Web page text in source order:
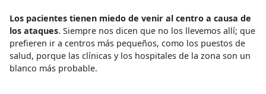
Los pacientes tienen miedo de venir al centro a causa de
los ataques. Siempre nos dicen que no los llevemos allí; que
prefieren ir a centros más pequeños, como los puestos de
salud, porque las clínicas y los hospitales de la zona son un
blanco más probable.